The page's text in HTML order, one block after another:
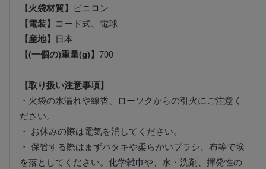
【火袋材質】 ビニロン
【電装】 コード式、電球
【産地】 日本
【(一個の)重量(g)】 700
【取り扱い注意事項】
・火袋の水濡れや線香、ローソクからの引火にご注意く
ださい。
・ お休みの際は電気を消してください。
・ 保管する際はまずハタキや柔らかいブラシ、布等で埃
を落としてください。化学雑巾や、水・洗剤、揮発性の